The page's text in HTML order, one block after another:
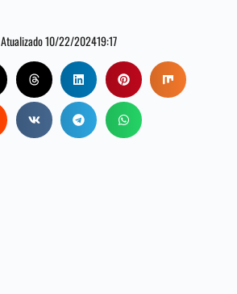
Atualizado 10/22/202419:17